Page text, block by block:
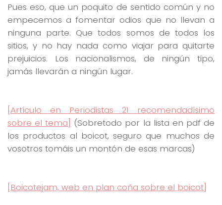
Pues eso, que un poquito de sentido común y no
empecemos a fomentar odios que no llevan a
ninguna parte. Que todos somos de todos los
sitios, y no hay nada como viajar para quitarte
prejuicios. Los nacionalismos, de ningún tipo,
jamás llevarán a ningún lugar.
[Artículo en Periodistas 21 recomendadísimo
sobre el tema] (Sobretodo por la lista en pdf de
los productos al boicot, seguro que muchos de
vosotros tomáis un montón de esas marcas)
[Boicotejam, web en plan coña sobre el boicot]